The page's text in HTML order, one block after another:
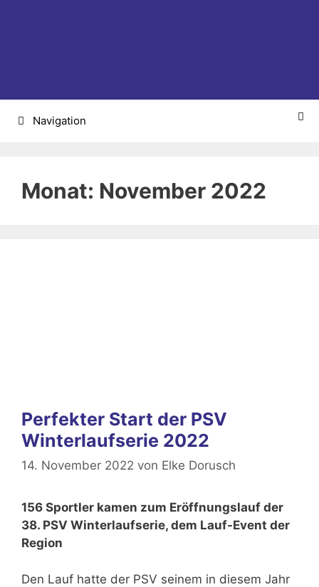
Navigation
Monat: November 2022
Perfekter Start der PSV
Winterlaufserie 2022
14. November 2022 von Elke Dorusch
156 Sportler kamen zum Eröffnungslauf der
38. PSV Winterlaufserie, dem Lauf-Event der
Region
Den Lauf hatte der PSV seinem in diesem Jahr